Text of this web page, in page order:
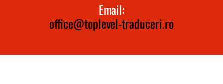
Email:
office@toplevel-traduceri.ro